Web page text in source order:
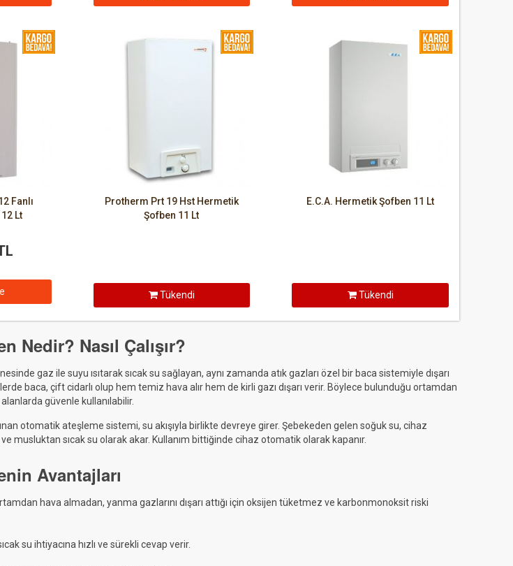
Fanlı
Lt
Protherm Prt 19 Hst Hermetik
Şofben 11 Lt
Tükendi
E.C.A. Hermetik Şofben 11 Lt
Tükendi
Nedir? Nasıl Çalışır?
gaz ile suyu ısıtarak sıcak su sağlayan, aynı zamanda atık gazları özel bir baca sistemiyle dışarı
baca, çift cidarlı olup hem temiz hava alır hem de kirli gazı dışarı verir. Böylece bulunduğu ortamdan
güvenle kullanılabilir.
otomatik ateşleme sistemi, su akışıyla birlikte devreye girer. Şebekeden gelen soğuk su, cihaz
ve musluktan sıcak su olarak akar. Kullanım bittiğinde cihaz otomatik olarak kapanır.
Avantajları
hava almadan, yanma gazlarını dışarı attığı için oksijen tüketmez ve karbonmonoksit riski
su ihtiyacına hızlı ve sürekli cevap verir.